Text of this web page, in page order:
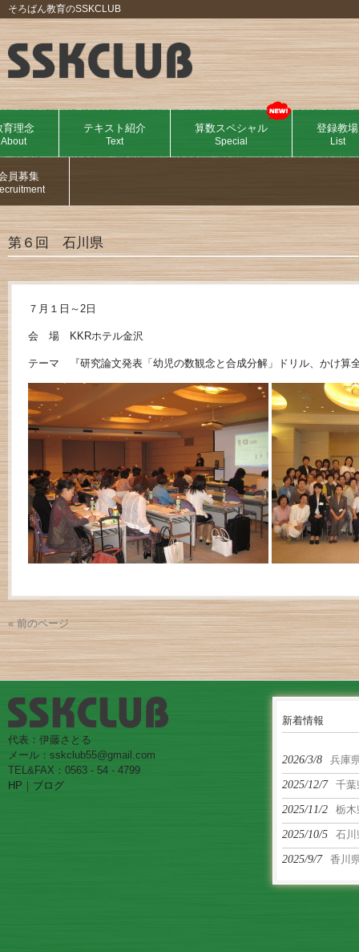
そろばん教育のSSKCLUB
育理念
About
テキスト紹介
Text
算数スペシャル
Special
登録教場
List
員募集
第６回 石川県
７月１日～2日
会 場 KKRホテル金沢
テーマ 『研究論文発表「幼児の数観念と合成分解」ドリル、かけ算
« 前のページ
代表：伊藤さとる
メール：sskclub55@gmail.com
TEL&FAX：0563 - 54 - 4799
HP
ブログ
新着情報
2026/3/8 兵庫
2025/12/7 千葉
2025/11/2 栃木
2025/10/5 石川
2025/9/7 香川